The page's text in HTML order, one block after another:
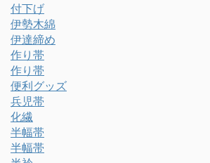
付下げ
伊勢木綿
伊達締め
作り帯
作り帯
便利グッズ
兵児帯
化繊
半幅帯
半幅帯